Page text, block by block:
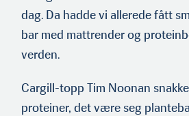
dag. Da hadde vi allerede fått
bar med mattrender og
verden.
Cargill-topp Tim Noonan
proteiner, det være seg